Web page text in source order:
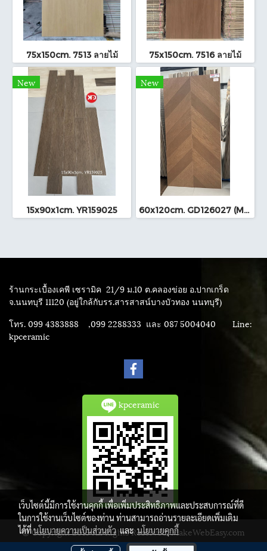
75x150cm. 7513 ลายไม้ 75x150cm. 7516 ลายไม้
New
15x90x1cm. YR159025
New
60x120cm. GD126027 (MO)
ร้านกระเบื้องเคพี เซรามิค 21/9 ม.10 ต.คลองข่อย อ.ปากเกร็ด
จ.นนทบุรี 11120 (อยู่ใกล้กับรร.สารสาสน์บางบัวทอง นนทบุรี)
โทร. 099 4383888 ,099 2288333 และ 087 5004040 Line:
kpceramic
kpceramic
© Copyright 2015 All Rights Reserved. MakeWebEasy.com
เว็บไซต์นี้มีการใช้งานคุกกี้ เพื่อเพิ่มประสิทธิภาพและประสบการณ์ที่ดี
ในการใช้งานเว็บไซต์ของท่าน ท่านสามารถอ่านรายละเอียดเพิ่มเติม
ได้ที่นโยบายความเป็นส่วนตัวและนโยบายคุกกี้